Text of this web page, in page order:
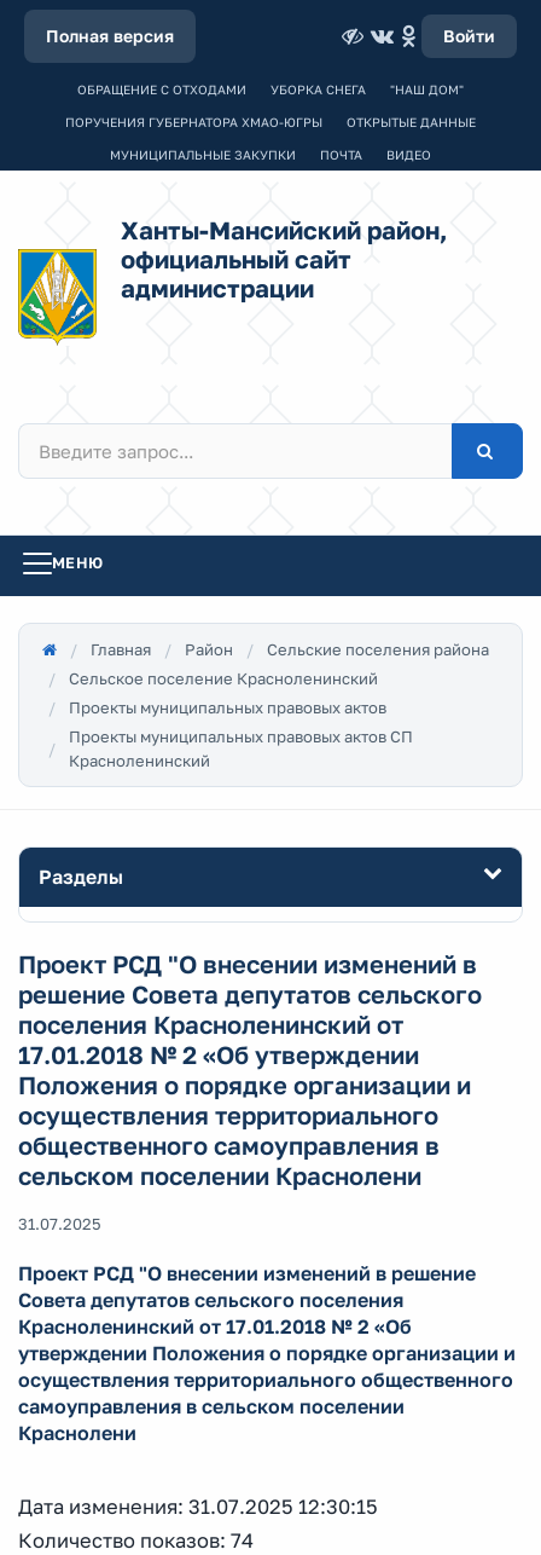
Полная версия Войти
ОБРАЩЕНИЕ С ОТХОДАМИ УБОРКА СНЕГА "НАШ ДОМ"
ПОРУЧЕНИЯ ГУБЕРНАТОРА ХМАО-ЮГРЫ ОТКРЫТЫЕ ДАННЫЕ
МУНИЦИПАЛЬНЫЕ ЗАКУПКИ ПОЧТА ВИДЕО
Ханты-Мансийский район,
официальный сайт
администрации
МЕНЮ
Главная Район
Сельские поселения района
Сельское поселение Красноленинский
Проекты муниципальных правовых актов
Проекты муниципальных правовых актов СП
Красноленинский
Разделы
Проект РСД "О внесении изменений в
решение Совета депутатов сельского
поселения Красноленинский от
17.01.2018 № 2 «Об утверждении
Положения о порядке организации и
осуществления территориального
общественного самоуправления в
сельском поселении Краснолени
31.07.2025
Проект РСД "О внесении изменений в решение
Совета депутатов сельского поселения
Красноленинский от 17.01.2018 № 2 «Об
утверждении Положения о порядке организации и
осуществления территориального общественного
самоуправления в сельском поселении
Краснолени
Дата изменения: 31.07.2025 12:30:15
Количество показов: 74